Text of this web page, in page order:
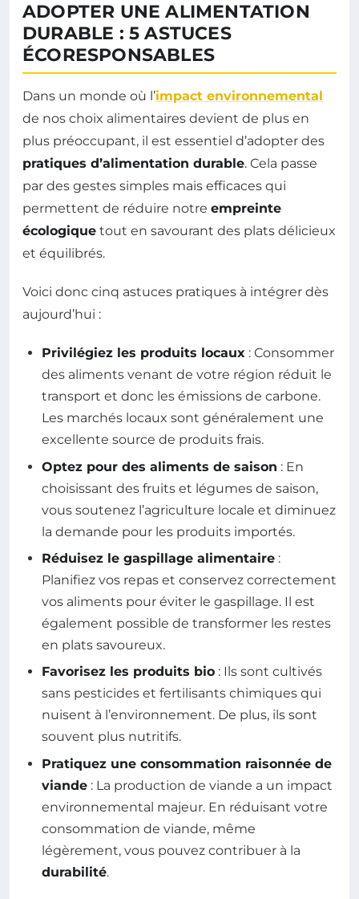
ADOPTER UNE ALIMENTATION
DURABLE : 5 ASTUCES
ÉCORESPONSABLES
Dans un monde où l’impact environnemental
de nos choix alimentaires devient de plus en
plus préoccupant, il est essentiel d’adopter des
pratiques d’alimentation durable. Cela passe
par des gestes simples mais efficaces qui
permettent de réduire notre empreinte
écologique tout en savourant des plats délicieux
et équilibrés.
Voici donc cinq astuces pratiques à intégrer dès
aujourd’hui :
Privilégiez les produits locaux : Consommer
des aliments venant de votre région réduit le
transport et donc les émissions de carbone.
Les marchés locaux sont généralement une
excellente source de produits frais.
Optez pour des aliments de saison : En
choisissant des fruits et légumes de saison,
vous soutenez l’agriculture locale et diminuez
la demande pour les produits importés.
Réduisez le gaspillage alimentaire :
Planifiez vos repas et conservez correctement
vos aliments pour éviter le gaspillage. Il est
également possible de transformer les restes
en plats savoureux.
Favorisez les produits bio : Ils sont cultivés
sans pesticides et fertilisants chimiques qui
nuisent à l’environnement. De plus, ils sont
souvent plus nutritifs.
Pratiquez une consommation raisonnée de
viande : La production de viande a un impact
environnemental majeur. En réduisant votre
consommation de viande, même
légèrement, vous pouvez contribuer à la
durabilité.